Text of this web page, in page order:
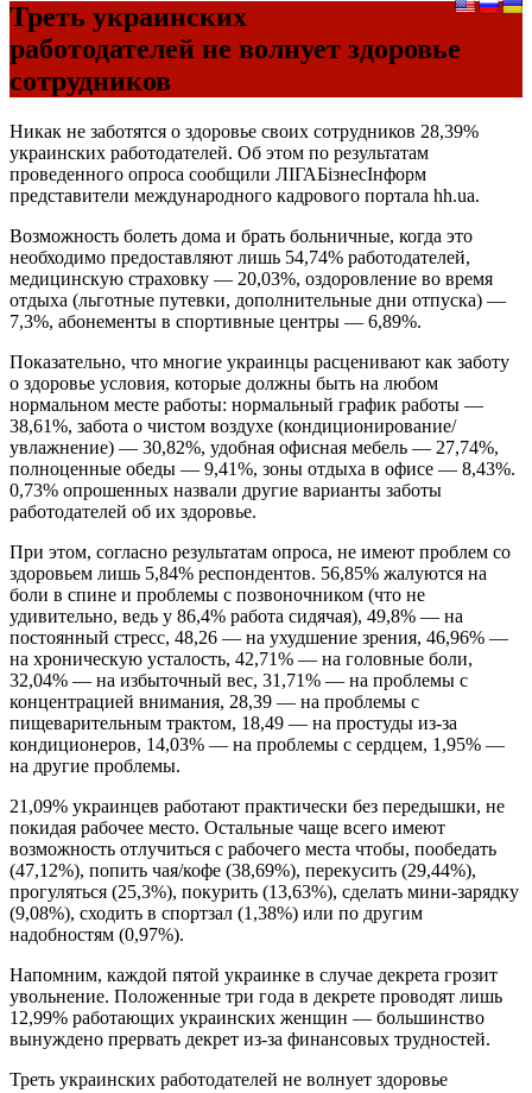
Треть украинских
работодателей не волнует здоровье
сотрудников
Никак не заботятся о здоровье своих сотрудников 28,39%
украинских работодателей. Об этом по результатам
проведенного опроса сообщили ЛІГАБізнесІнформ
представители международного кадрового портала hh.ua.
Возможность болеть дома и брать больничные, когда это
необходимо предоставляют лишь 54,74% работодателей,
медицинскую страховку — 20,03%, оздоровление во время
отдыха (льготные путевки, дополнительные дни отпуска) —
7,3%, абонементы в спортивные центры — 6,89%.
Показательно, что многие украинцы расценивают как заботу
о здоровье условия, которые должны быть на любом
нормальном месте работы: нормальный график работы —
38,61%, забота о чистом воздухе (кондиционирование/
увлажнение) — 30,82%, удобная офисная мебель — 27,74%,
полноценные обеды — 9,41%, зоны отдыха в офисе — 8,43%.
0,73% опрошенных назвали другие варианты заботы
работодателей об их здоровье.
При этом, согласно результатам опроса, не имеют проблем со
здоровьем лишь 5,84% респондентов. 56,85% жалуются на
боли в спине и проблемы с позвоночником (что не
удивительно, ведь у 86,4% работа сидячая), 49,8% — на
постоянный стресс, 48,26 — на ухудшение зрения, 46,96% —
на хроническую усталость, 42,71% — на головные боли,
32,04% — на избыточный вес, 31,71% — на проблемы с
концентрацией внимания, 28,39 — на проблемы с
пищеварительным трактом, 18,49 — на простуды из-за
кондиционеров, 14,03% — на проблемы с сердцем, 1,95% —
на другие проблемы.
21,09% украинцев работают практически без передышки, не
покидая рабочее место. Остальные чаще всего имеют
возможность отлучиться с рабочего места чтобы, пообедать
(47,12%), попить чая/кофе (38,69%), перекусить (29,44%),
прогуляться (25,3%), покурить (13,63%), сделать мини-зарядку
(9,08%), сходить в спортзал (1,38%) или по другим
надобностям (0,97%).
Напомним, каждой пятой украинке в случае декрета грозит
увольнение. Положенные три года в декрете проводят лишь
12,99% работающих украинских женщин — большинство
вынуждено прервать декрет из-за финансовых трудностей.
Треть украинских работодателей не волнует здоровье